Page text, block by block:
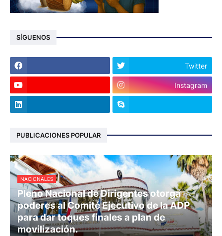
SÍGUENOS
Twitter
Instagram
PUBLICACIONES POPULAR
NACIONALES
Pleno Nacional de Dirigentes otorga
poderes al Comité Ejecutivo de la ADP
para dar toques finales a plan de
movilización.